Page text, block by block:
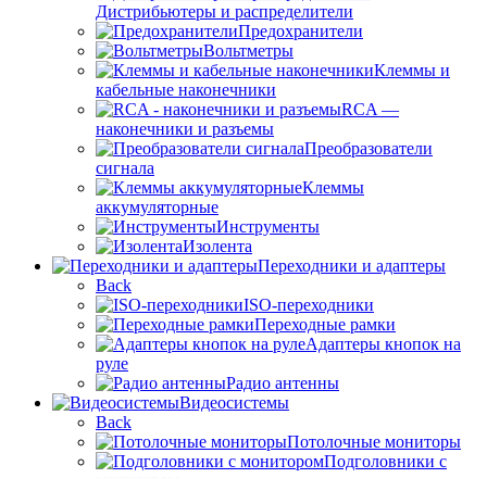
Дистрибьютеры и распределители
Предохранители
Вольтметры
Клеммы и
кабельные наконечники
RCA —
наконечники и разъемы
Преобразователи
сигнала
Клеммы
аккумуляторные
Инструменты
Изолента
Переходники и адаптеры
Back
ISO-переходники
Переходные рамки
Адаптеры кнопок на
руле
Радио антенны
Видеосистемы
Back
Потолочные мониторы
Подголовники с